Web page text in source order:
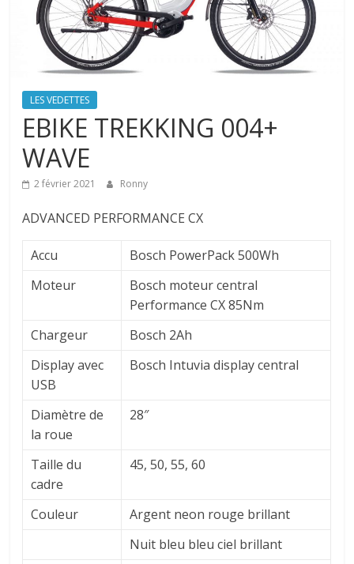
LES VEDETTES
EBIKE TREKKING 004+
WAVE
2 février 2021 Ronny
ADVANCED PERFORMANCE CX
Accu
Bosch PowerPack 500Wh
Moteur
Bosch moteur central
Performance CX 85Nm
Chargeur
Bosch 2Ah
Display avec
USB
Bosch Intuvia display central
Diamètre de
la roue
28″
Taille du
cadre
45, 50, 55, 60
Couleur
Argent neon rouge brillant
Nuit bleu bleu ciel brillant